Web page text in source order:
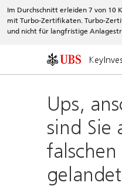
Im Durchschnitt erleiden 7 von 10
mit Turbo-Zertifikaten. Turbo-
und nicht für langfristige
Ups,
sind Sie
gelandet